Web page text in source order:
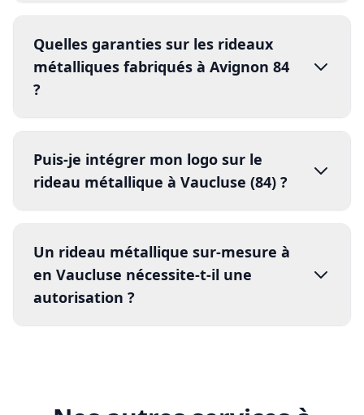
Installation
Installation
certifié
Quelles garanties sur les rideaux
métalliques fabriqués à Avignon 84
?
assurance
Puis-je intégrer mon logo sur le
rideau métallique à Vaucluse (84) ?
Un rideau métallique sur-mesure à
en Vaucluse nécessite-t-il une
autorisation ?